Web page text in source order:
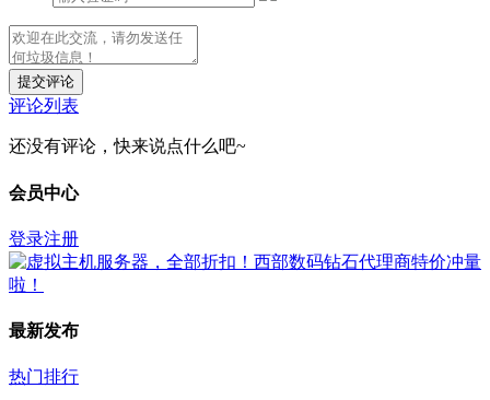
提交评论
评论列表
还没有评论，快来说点什么吧~
会员中心
登录注册
最新发布
热门排行